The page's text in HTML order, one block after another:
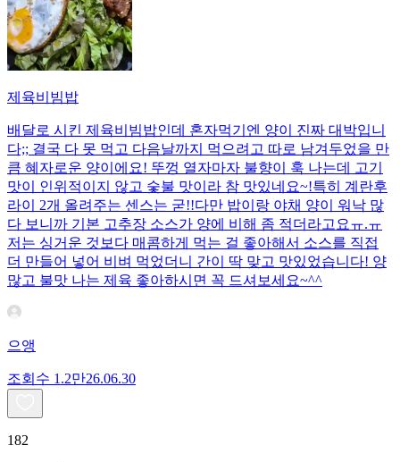
제육비빔밥
배달로 시킨 제육비빔밥인데 혼자먹기엔 양이 진짜 대박입니
다;; 결국 다 못 먹고 다음날까지 먹으려고 따로 남겨두었을 만
큼 혜자로운 양이에요! 뚜껑 열자마자 불향이 훅 나는데 고기
맛이 인위적이지 않고 숯불 맛이라 참 맛있네요~!특히 계란후
라이 2개 올려주는 센스는 굳!! ​다만 밥이랑 야채 양이 워낙 많
다 보니까 기본 고추장 소스가 양에 비해 좀 적더라고요ㅠ.ㅠ
저는 싱거운 것보다 매콤하게 먹는 걸 좋아해서 소스를 직접
더 만들어 넣어 비벼 먹었더니 간이 딱 맞고 맛있었습니다! 양
많고 불맛 나는 제육 좋아하시면 꼭 드셔보세요~^^
으앵
조회수 1.2만26.06.30
182